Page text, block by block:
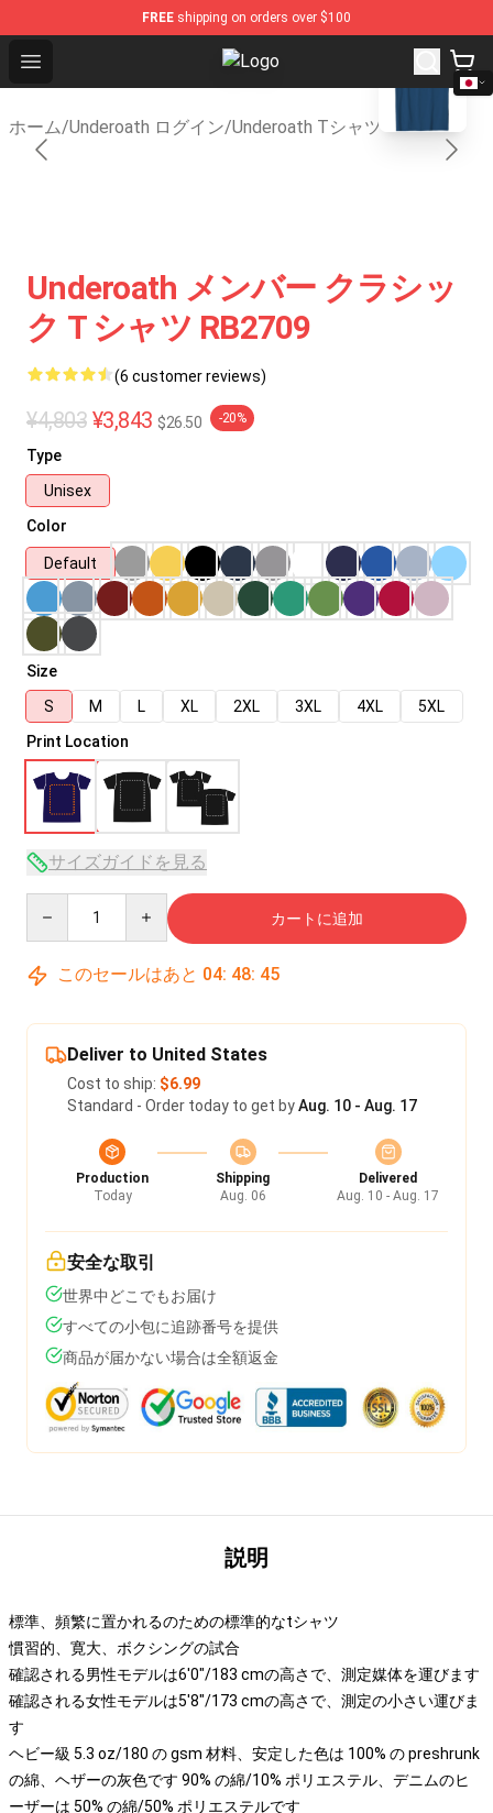
FREE shipping on orders over $100
Open menu Underoath Store - Official
ホーム/Underoath ログイン/Underoath Tシャツ
blank template
Underoath メンバー クラシッ
ク T シャツ RB2709
(6 customer reviews)
¥4,803 ¥3,843 $26.50 -20%
Type
Unisex
Color
Default
Size
S
M L XL 2XL 3XL 4XL
5XL
Print Location
サイズガイドを見る
カートに追加
このセールはあと 04: 48: 45
Deliver to United States
Cost to ship: $6.99
Standard - Order today to get byAug. 10 - Aug. 17
Production
Today
Shipping
Aug. 06
Delivered
Aug. 10 - Aug. 17
安全な取引
世界中どこでもお届け
すべての小包に追跡番号を提供
商品が届かない場合は全額返金
説明
標準、頻繁に置かれるのための標準的なtシャツ
慣習的、寛大、ボクシングの試合
確認される男性モデルは6'0"/183 cmの高さで、測定媒体を運びます
確認される女性モデルは5'8"/173 cmの高さで、測定の小さい運びま
す
ヘビー級 5.3 oz/180 の gsm 材料、安定した色は 100% の preshrunk
の綿、ヘザーの灰色です 90% の綿/10% ポリエステル、デニムのヒ
ーザーは 50% の綿/50% ポリエステルです